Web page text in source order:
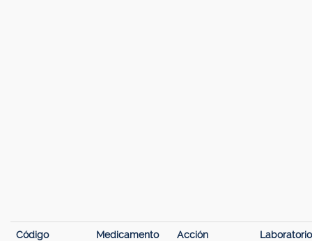
Código Medicamento
Acción
Laboratorio